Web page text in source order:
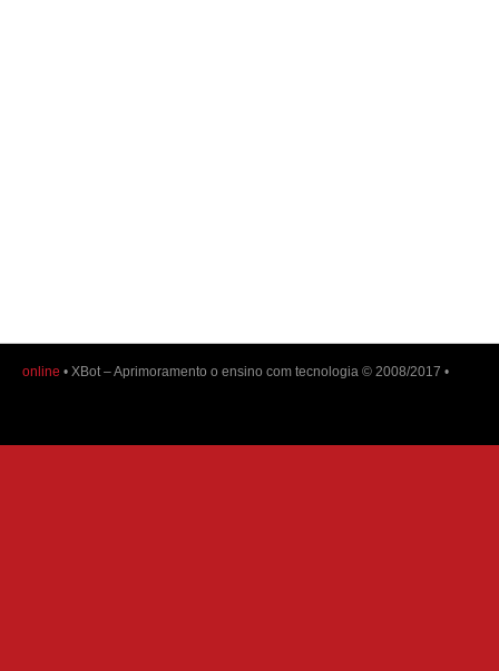
online • XBot – Aprimoramento o ensino com tecnologia © 2008/2017 •